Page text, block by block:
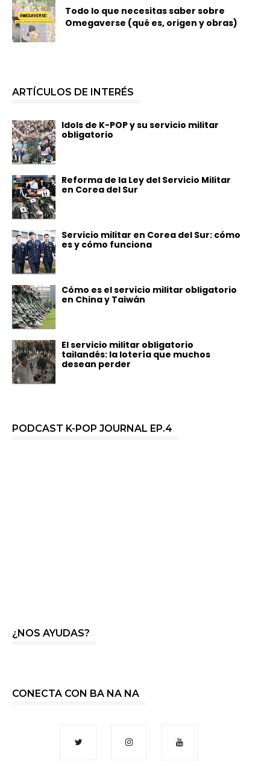
Todo lo que necesitas saber sobre
Omegaverse (qué es, origen y obras)
ARTÍCULOS DE INTERÉS
Idols de K-POP y su servicio militar
obligatorio
Reforma de la Ley del Servicio Militar
en Corea del Sur
Servicio militar en Corea del Sur: cómo
es y cómo funciona
Cómo es el servicio militar obligatorio
en China y Taiwán
El servicio militar obligatorio
tailandés: la lotería que muchos
desean perder
PODCAST K-POP JOURNAL EP.4
¿NOS AYUDAS?
CONECTA CON BA NA NA